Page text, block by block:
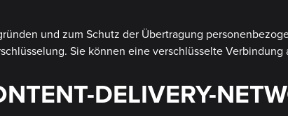
und zum Schutz der Übertragung
Sie können eine verschlüsselte
DELIVERY-